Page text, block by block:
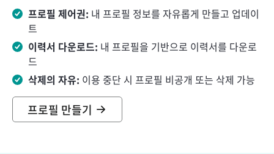
프로필 제어권: 내 프로필 정보를 자유롭게 만들고 업데이
트
이력서 다운로드: 내 프로필을 기반으로 이력서를 다운로
드
삭제의 자유: 이용 중단 시 프로필 비공개 또는 삭제 가능
프로필 만들기